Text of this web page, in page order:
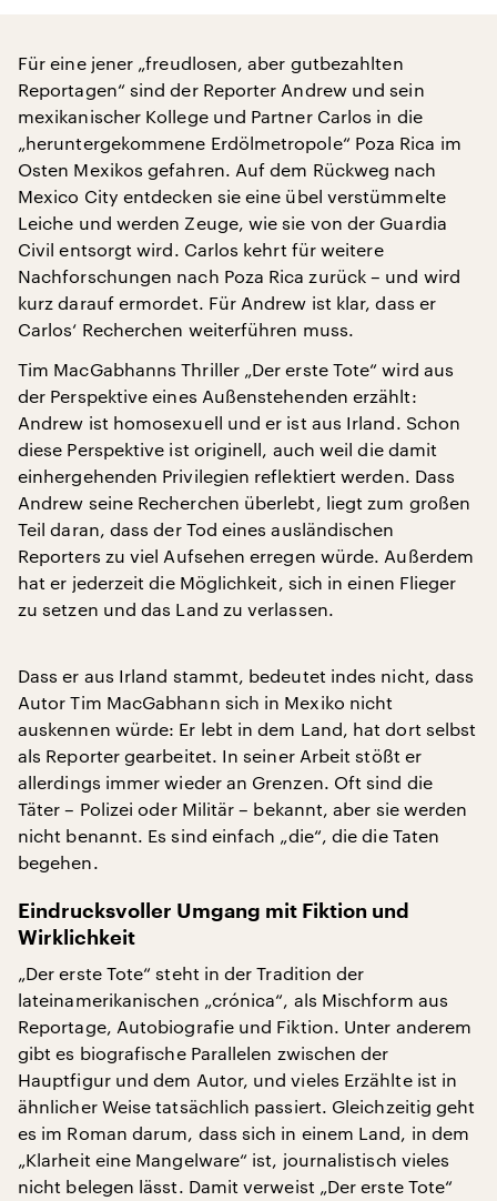
Für eine jener „freudlosen, aber gutbezahlten
Reportagen“ sind der Reporter Andrew und sein
mexikanischer Kollege und Partner Carlos in die
„heruntergekommene Erdölmetropole“ Poza Rica im
Osten Mexikos gefahren. Auf dem Rückweg nach
Mexico City entdecken sie eine übel verstümmelte
Leiche und werden Zeuge, wie sie von der Guardia
Civil entsorgt wird. Carlos kehrt für weitere
Nachforschungen nach Poza Rica zurück – und wird
kurz darauf ermordet. Für Andrew ist klar, dass er
Carlos‘ Recherchen weiterführen muss.
Tim MacGabhanns Thriller „Der erste Tote“ wird aus
der Perspektive eines Außenstehenden erzählt:
Andrew ist homosexuell und er ist aus Irland. Schon
diese Perspektive ist originell, auch weil die damit
einhergehenden Privilegien reflektiert werden. Dass
Andrew seine Recherchen überlebt, liegt zum großen
Teil daran, dass der Tod eines ausländischen
Reporters zu viel Aufsehen erregen würde. Außerdem
hat er jederzeit die Möglichkeit, sich in einen Flieger
zu setzen und das Land zu verlassen.
Dass er aus Irland stammt, bedeutet indes nicht, dass
Autor Tim MacGabhann sich in Mexiko nicht
auskennen würde: Er lebt in dem Land, hat dort selbst
als Reporter gearbeitet. In seiner Arbeit stößt er
allerdings immer wieder an Grenzen. Oft sind die
Täter – Polizei oder Militär – bekannt, aber sie werden
nicht benannt. Es sind einfach „die“, die die Taten
begehen.
Eindrucksvoller Umgang mit Fiktion und
Wirklichkeit
„Der erste Tote“ steht in der Tradition der
lateinamerikanischen „crónica“, als Mischform aus
Reportage, Autobiografie und Fiktion. Unter anderem
gibt es biografische Parallelen zwischen der
Hauptfigur und dem Autor, und vieles Erzählte ist in
ähnlicher Weise tatsächlich passiert. Gleichzeitig geht
es im Roman darum, dass sich in einem Land, in dem
„Klarheit eine Mangelware“ ist, journalistisch vieles
nicht belegen lässt. Damit verweist „Der erste Tote“